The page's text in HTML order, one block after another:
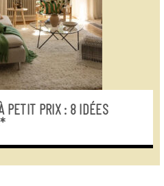
PETIT PRIX : 8 IDÉES